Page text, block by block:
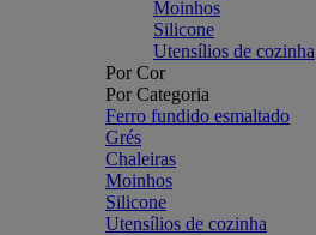
Moinhos
Silicone
Utensílios de cozinha
Por Cor
Por Categoria
Ferro fundido esmaltado
Grés
Chaleiras
Moinhos
Silicone
Utensílios de cozinha